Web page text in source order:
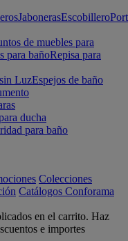
JabonerasEscobillero
de muebles para
para bañoRepisa para
LuzEspejos de baño
ducha
para baño
Colecciones
Catálogos Conforama
en el carrito. Haz
e importes